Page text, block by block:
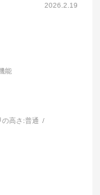
2026.2.19
能
の高さ:普通